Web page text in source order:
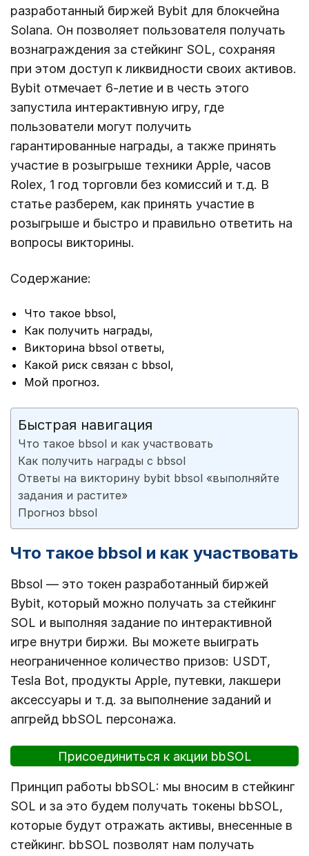
разработанный биржей Bybit для блокчейна
Solana. Он позволяет пользователя получать
вознаграждения за стейкинг SOL, сохраняя
при этом доступ к ликвидности своих активов.
Bybit отмечает 6-летие и в честь этого
запустила интерактивную игру, где
пользователи могут получить
гарантированные награды, а также принять
участие в розыгрыше техники Apple, часов
Rolex, 1 год торговли без комиссий и т.д. В
статье разберем, как принять участие в
розыгрыше и быстро и правильно ответить на
вопросы викторины.
Содержание:
Что такое bbsol,
Как получить награды,
Викторина bbsol ответы,
Какой риск связан с bbsol,
Мой прогноз.
Быстрая навигация
Что такое bbsol и как участвовать
Как получить награды с bbsol
Ответы на викторину bybit bbsol «выполняйте
задания и растите»
Прогноз bbsol
Что такое bbsol и как участвовать
Bbsol — это токен разработанный биржей
Bybit, который можно получать за стейкинг
SOL и выполняя задание по интерактивной
игре внутри биржи. Вы можете выиграть
неограниченное количество призов: USDT,
Tesla Bot, продукты Apple, путевки, лакшери
аксессуары и т.д. за выполнение заданий и
апгрейд bbSOL персонажа.
Присоединиться к акции bbSOL
Принцип работы bbSOL: мы вносим в стейкинг
SOL и за это будем получать токены bbSOL,
которые будут отражать активы, внесенные в
стейкинг. bbSOL позволят нам получать